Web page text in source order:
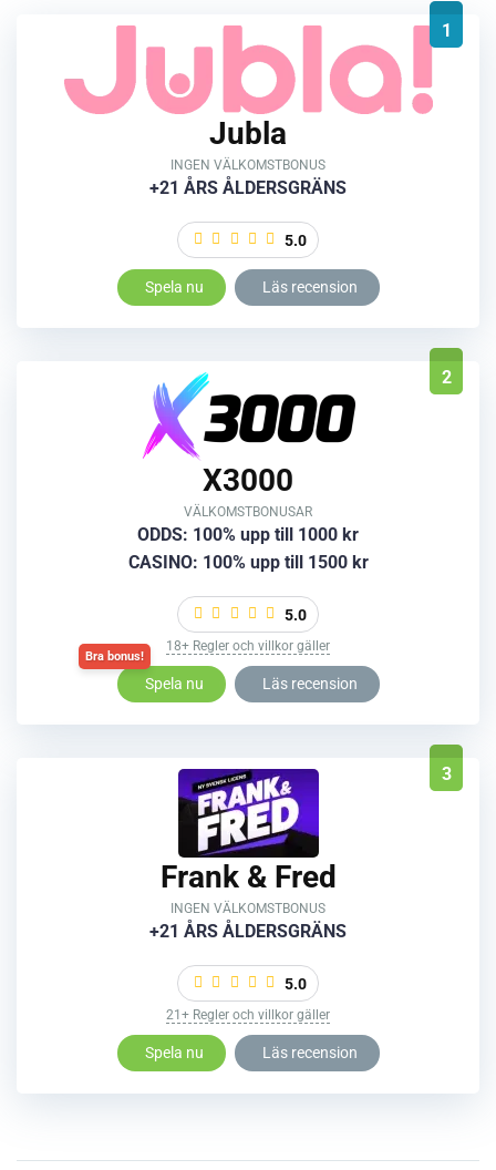
1
Jubla
INGEN VÄLKOMSTBONUS
+21 ÅRS ÅLDERSGRÄNS
5.0
Spela nu Läs recension
2
X3000
VÄLKOMSTBONUSAR
ODDS: 100% upp till 1000 kr
CASINO: 100% upp till 1500 kr
5.0
18+ Regler och villkor gäller
Spela nu Läs recension
3
Frank & Fred
INGEN VÄLKOMSTBONUS
+21 ÅRS ÅLDERSGRÄNS
5.0
21+ Regler och villkor gäller
Spela nu Läs recension